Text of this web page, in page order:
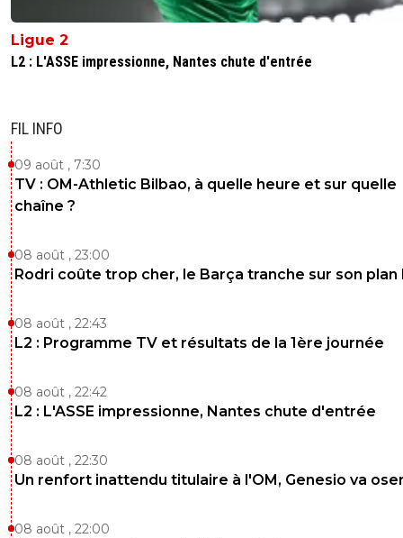
Ligue 2
L2 : L'ASSE impressionne, Nantes chute d'entrée
FIL INFO
09 août , 7:30
TV : OM-Athletic Bilbao, à quelle heure et sur quelle
chaîne ?
08 août , 23:00
Rodri coûte trop cher, le Barça tranche sur son plan
08 août , 22:43
L2 : Programme TV et résultats de la 1ère journée
08 août , 22:42
L2 : L'ASSE impressionne, Nantes chute d'entrée
08 août , 22:30
Un renfort inattendu titulaire à l'OM, Genesio va
08 août , 22:00